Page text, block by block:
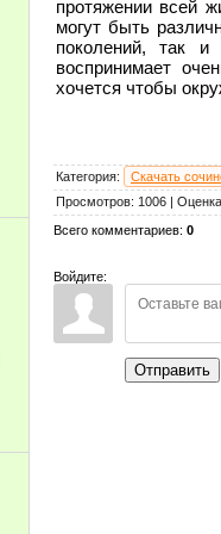
протяжении всей
могут быть
поколений, так
воспринимает
хочется чтобы
Категория: Скачать
Просмотров: 1006 Оценка
Всего комментариев: 0
Войдите:
Отправить